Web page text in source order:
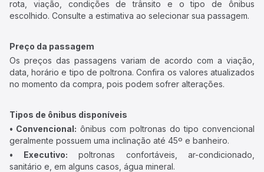
rota, viação, condições de trânsito e o tipo de ônibus
escolhido. Consulte a estimativa ao selecionar sua passagem.
Preço da passagem
Os preços das passagens variam de acordo com a viação,
data, horário e tipo de poltrona. Confira os valores atualizados
no momento da compra, pois podem sofrer alterações.
Tipos de ônibus disponíveis
• Convencional: ônibus com poltronas do tipo convencional
geralmente possuem uma inclinação até 45º e banheiro.
• Executivo: poltronas confortáveis, ar-condicionado,
sanitário e, em alguns casos, água mineral.